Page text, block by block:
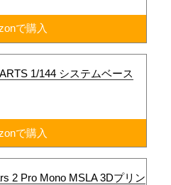
で購入
1/144 システムベース
で購入
2 Pro Mono MSLA 3Dプリン